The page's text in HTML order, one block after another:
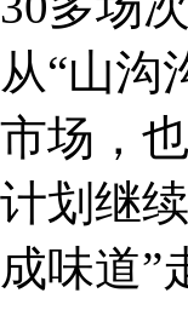
从“山沟
市场，
计划继
成味道”